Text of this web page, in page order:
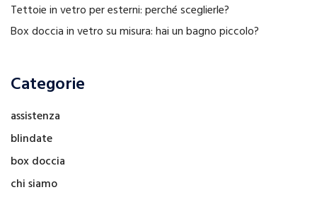
Tettoie in vetro per esterni: perché sceglierle?
Box doccia in vetro su misura: hai un bagno piccolo?
Categorie
assistenza
blindate
box doccia
chi siamo